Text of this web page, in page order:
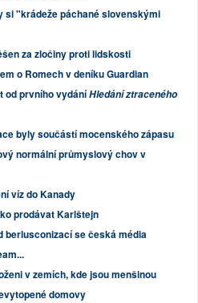
si "krádeže páchané slovenskými
za zločiny proti lidskosti
o Romech v deníku Guardian
od prvního vydáníHledání ztraceného
byly součástí mocenského zápasu
normální průmyslový chov v
víz do Kanady
prodávat Karlštejn
berlusconizací se česká média
v zemích, kde jsou menšinou
domovy